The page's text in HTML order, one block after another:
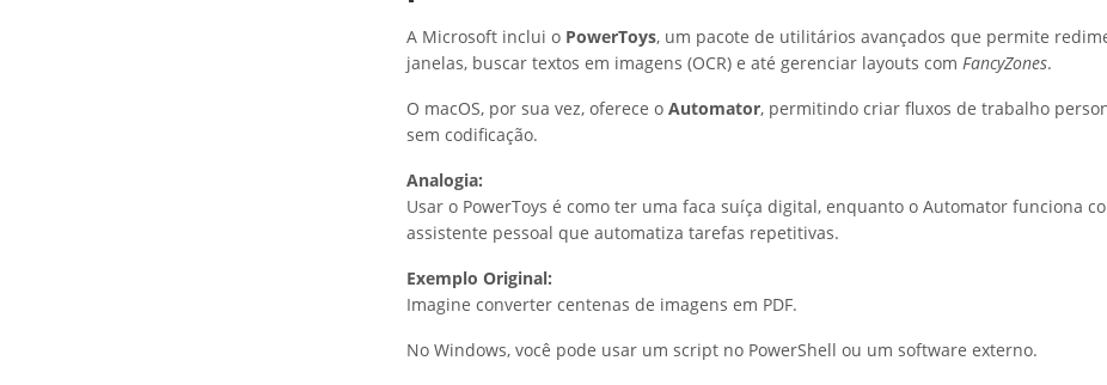
A Microsoft inclui o PowerToys, um pacote de utilitários avançados que permite
janelas, buscar textos em imagens (OCR) e até gerenciar layouts com FancyZones.
O macOS, por sua vez, oferece o Automator, permitindo criar fluxos de trabalho
sem codificação.
Analogia:
Usar o PowerToys é como ter uma faca suíça digital, enquanto o Automator funciona
assistente pessoal que automatiza tarefas repetitivas.
Exemplo Original:
Imagine converter centenas de imagens em PDF.
No Windows, você pode usar um script no PowerShell ou um software externo.